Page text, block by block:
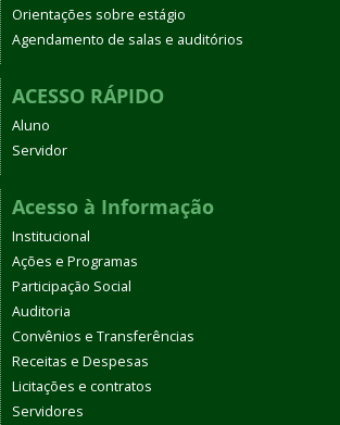
Orientações sobre estágio
Agendamento de salas e auditórios
ACESSO RÁPIDO
Aluno
Servidor
Acesso à Informação
Institucional
Ações e Programas
Participação Social
Auditoria
Convênios e Transferências
Receitas e Despesas
Licitações e contratos
Servidores